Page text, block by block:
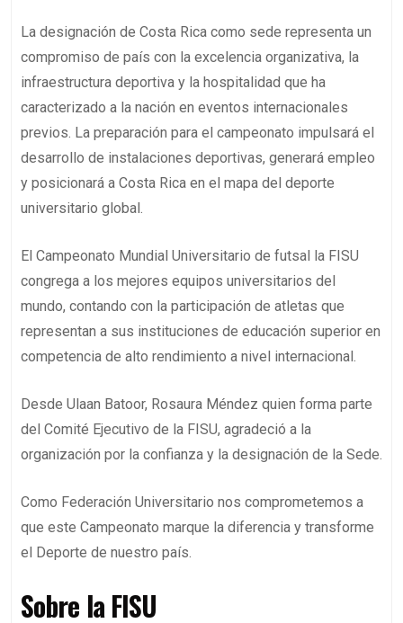
La designación de Costa Rica como sede representa un
compromiso de país con la excelencia organizativa, la
infraestructura deportiva y la hospitalidad que ha
caracterizado a la nación en eventos internacionales
previos. La preparación para el campeonato impulsará el
desarrollo de instalaciones deportivas, generará empleo
y posicionará a Costa Rica en el mapa del deporte
universitario global.
El Campeonato Mundial Universitario de futsal la FISU
congrega a los mejores equipos universitarios del
mundo, contando con la participación de atletas que
representan a sus instituciones de educación superior en
competencia de alto rendimiento a nivel internacional.
Desde Ulaan Batoor, Rosaura Méndez quien forma parte
del Comité Ejecutivo de la FISU, agradeció a la
organización por la confianza y la designación de la Sede.
Como Federación Universitario nos comprometemos a
que este Campeonato marque la diferencia y transforme
el Deporte de nuestro país.
Sobre la FISU